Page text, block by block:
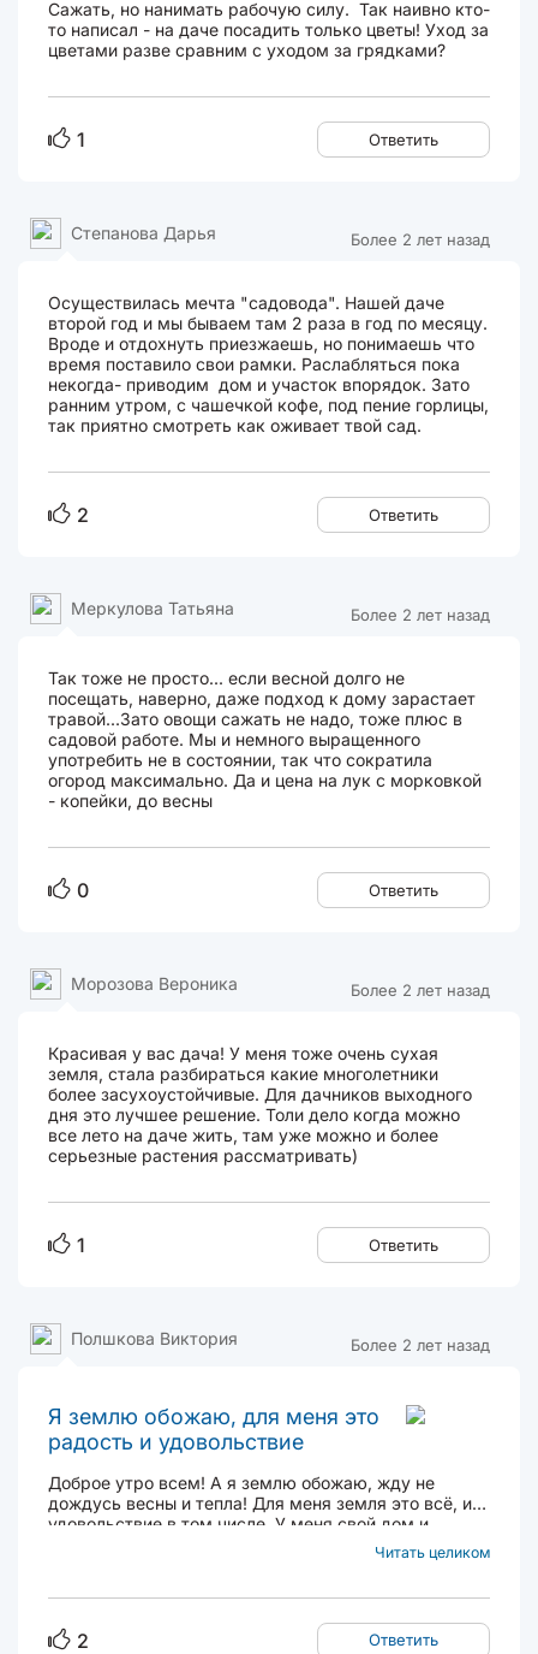
Сажать, но нанимать рабочую силу. Так наивно кто-
то написал - на даче посадить только цветы! Уход за
цветами разве сравним с уходом за грядками?
1 Ответить
Более 2 лет назад
Степанова Дарья
Осуществилась мечта "садовода". Нашей даче
второй год и мы бываем там 2 раза в год по месяцу.
Вроде и отдохнуть приезжаешь, но понимаешь что
время поставило свои рамки. Раслабляться пока
некогда- приводим дом и участок впорядок. Зато
ранним утром, с чашечкой кофе, под пение горлицы,
так приятно смотреть как оживает твой сад.
2 Ответить
Более 2 лет назад
Меркулова Татьяна
Так тоже не просто... если весной долго не
посещать, наверно, даже подход к дому зарастает
травой...Зато овощи сажать не надо, тоже плюс в
садовой работе. Мы и немного выращенного
употребить не в состоянии, так что сократила
огород максимально. Да и цена на лук с морковкой
- копейки, до весны
0 Ответить
Более 2 лет назад
Морозова Вероника
Красивая у вас дача! У меня тоже очень сухая
земля, стала разбираться какие многолетники
более засухоустойчивые. Для дачников выходного
дня это лучшее решение. Толи дело когда можно
все лето на даче жить, там уже можно и более
серьезные растения рассматривать)
1 Ответить
Более 2 лет назад
Полшкова Виктория
Я землю обожаю, для меня это
радость и удовольствие
Доброе утро всем! А я землю обожаю, жду не
дождусь весны и тепла! Для меня земля это всё, и
удовольствие в том числе. У меня свой дом и
участок 5 соток, но засажен не весь, одна не
успеваю. И два года, ка у меня теперь есть теплица,
много овощей...
Читать целиком
2 Ответить